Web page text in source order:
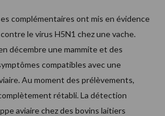
complémentaires ont mis en évidence
le virus H5N1 chez une vache.
décembre une mammite et des
compatibles avec une
Au moment des prélèvements,
rétabli. La détection
aviaire chez des bovins laitiers